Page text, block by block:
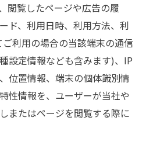
閲覧したページや広告の履
ド、利用日時、利用方法、利
利用の場合の当該端末の通信
設定情報なども含みます)、IP
位置情報、端末の個体識別情
性情報を、ユーザーが当社や
またはページを閲覧する際に